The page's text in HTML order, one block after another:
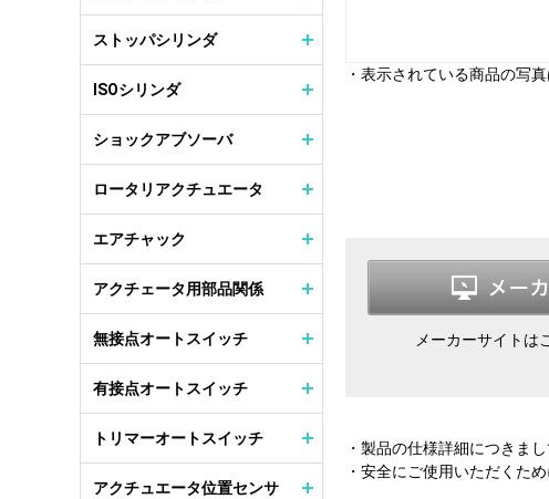
・表示されている商品の写
メーカーサイトは
・製品の仕様詳細につきま
・安全にご使用いただくため
ストッパシリンダ
ISOシリンダ
ショックアブソーバ
ロータリアクチュエータ
エアチャック
アクチェータ用部品関係
無接点オートスイッチ
有接点オートスイッチ
トリマーオートスイッチ
アクチュエータ位置センサ